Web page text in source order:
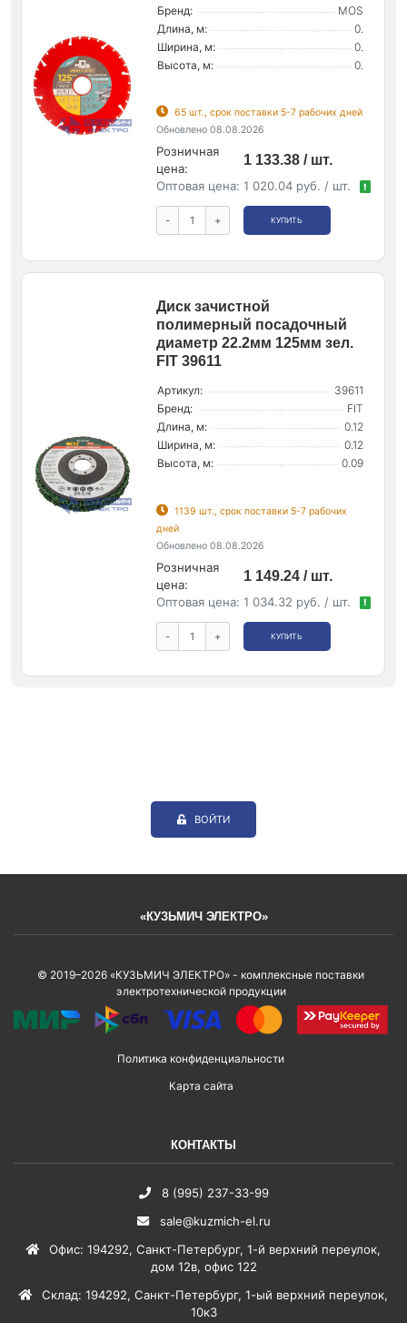
Бренд:
MOS
Длина, м:
0.
Ширина, м:
0.
Высота, м:
0.
65 шт., срок поставки 5-7 рабочих дней
Обновлено 08.08.2026
Розничная
цена:
1 133.38 / шт.
Оптовая цена: 1 020.04 руб. / шт. !
- + КУПИТЬ
Диск зачистной
полимерный посадочный
диаметр 22.2мм 125мм зел.
FIT 39611
Артикул:
39611
Бренд:
FIT
Длина, м:
0.12
Ширина, м:
0.12
Высота, м:
0.09
1139 шт., срок поставки 5-7 рабочих
дней
Обновлено 08.08.2026
Розничная
цена:
1 149.24 / шт.
Оптовая цена: 1 034.32 руб. / шт. !
- + КУПИТЬ
ВОЙТИ
«КУЗЬМИЧ ЭЛЕКТРО»
© 2019–2026 «КУЗЬМИЧ ЭЛЕКТРО» - комплексные поставки
электротехнической продукции
Политика конфиденциальности
Карта сайта
КОНТАКТЫ
8 (995) 237-33-99
sale@kuzmich-el.ru
Офис: 194292, Санкт-Петербург, 1-й верхний переулок,
дом 12в, офис 122
Склад: 194292, Санкт-Петербург, 1-ый верхний переулок,
10к3